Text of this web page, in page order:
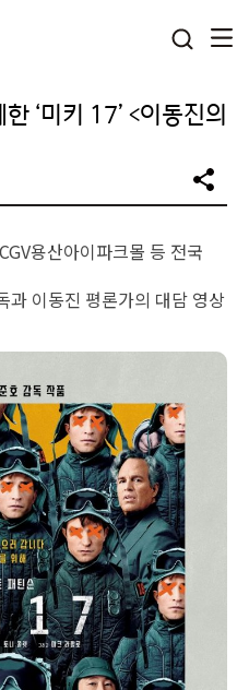
‘미키 17’ <이동진의
용산아이파크몰 등 전국
과 이동진 평론가의 대담 영상